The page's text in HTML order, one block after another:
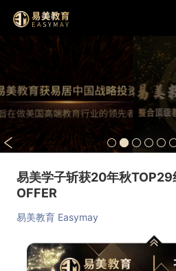
易美学子斩获20年秋TOP29
OFFER
易美教育 Easymay